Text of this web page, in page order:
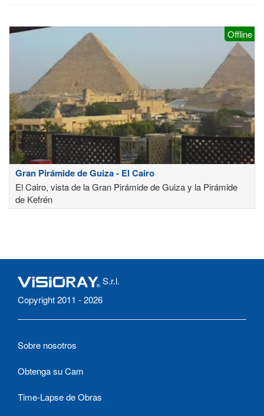
Offline
Gran Pirámide de Guiza - El Cairo
El Cairo, vista de la Gran Pirámide de Guiza y la Pirámide
de Kefrén
S.r.l.
Copyright 2011 - 2026
Sobre nosotros
Obtenga su Cam
Time-Lapse de Obras